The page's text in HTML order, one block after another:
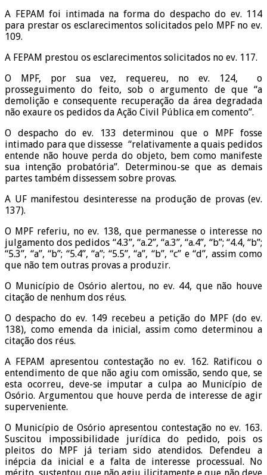
A FEPAM foi intimada na forma do despacho do ev. 114
para prestar os esclarecimentos solicitados pelo MPF no ev.
109.
A FEPAM prestou os esclarecimentos solicitados no ev. 117.
O MPF, por sua vez, requereu, no ev. 124, o
prosseguimento do feito, sob o argumento de que “a
demolição e consequente recuperação da área degradada
não exaure os pedidos da Ação Civil Pública em comento”.
O despacho do ev. 133 determinou que o MPF fosse
intimado para que dissesse “relativamente a quais pedidos
entende não houve perda do objeto, bem como manifeste
sua intenção probatória”. Determinou-se que as demais
partes também dissessem sobre provas.
A UF manifestou desinteresse na produção de provas (ev.
137).
O MPF referiu, no ev. 138, que permanesse o interesse no
julgamento dos pedidos “4.3”, “a.2”, “a.3”, “a.4”, “b”; “4.4, “b”;
“5.3”, “a”, “b”; “5.4”, “a”; “5.5”, “a”, “b”, “c” e “d”, assim como
que não tem outras provas a produzir.
O Município de Osório alertou, no ev. 44, que não houve
citação de nenhum dos réus.
O despacho do ev. 149 recebeu a petição do MPF (do ev.
138), como emenda da inicial, assim como determinou a
citação dos réus.
A FEPAM apresentou contestação no ev. 162. Ratificou o
entendimento de que não agiu com omissão, sendo que, se
esta ocorreu, deve-se imputar a culpa ao Município de
Osório. Argumentou que houve perda de interesse de agir
superveniente.
O Município de Osório apresentou contestação no ev. 163.
Suscitou impossibilidade jurídica do pedido, pois os
pleitos do MPF já teriam sido atendidos. Defendeu a
inépcia da inicial e a falta de interesse processual. No